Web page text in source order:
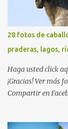
28 fotos de
praderas, lagos,
Haga usted click
¡Gracias! Ver más
Compartir en